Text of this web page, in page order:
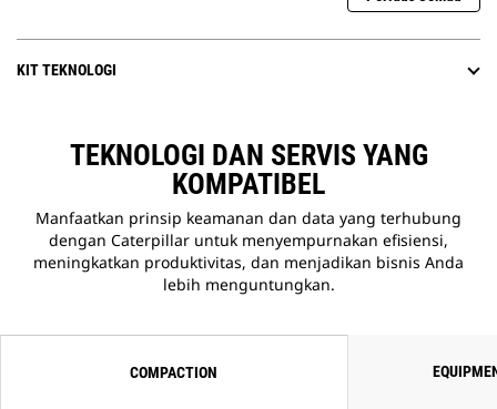
KIT TEKNOLOGI
TEKNOLOGI DAN SERVIS YANG
KOMPATIBEL
Manfaatkan prinsip keamanan dan data yang terhubung
dengan Caterpillar untuk menyempurnakan efisiensi,
meningkatkan produktivitas, dan menjadikan bisnis Anda
lebih menguntungkan.
COMPACTION